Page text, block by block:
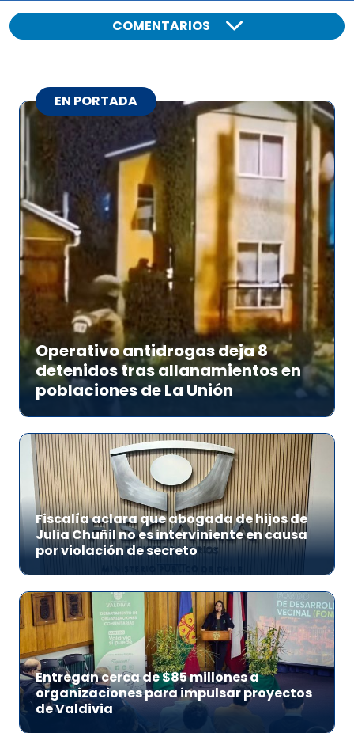
COMENTARIOS
EN PORTADA
Operativo antidrogas deja 8
detenidos tras allanamientos en
poblaciones de La Unión
Fiscalía aclara que abogada de hijos de
Julia Chuñil no es interviniente en causa
por violación de secreto
Entregan cerca de $85 millones a
organizaciones para impulsar proyectos
de Valdivia